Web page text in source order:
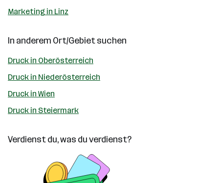
Marketing in Linz
In anderem Ort/Gebiet suchen
Druck in Oberösterreich
Druck in Niederösterreich
Druck in Wien
Druck in Steiermark
Verdienst du, was du verdienst?